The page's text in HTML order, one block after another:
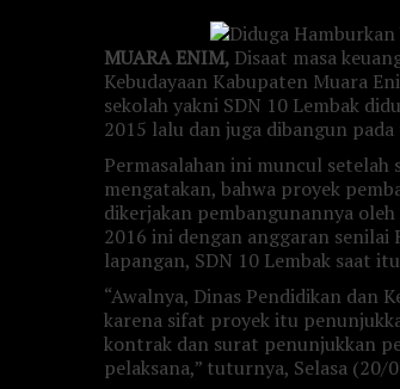
MUARA ENIM, Disaat masa
Kebudayaan Kabupaten Muara
sekolah yakni SDN 10 Lembak
2015 lalu dan juga dibangun
Permasalahan ini muncul setelah
mengatakan, bahwa proyek
dikerjakan pembangunannya
2016 ini dengan anggaran senilai
lapangan, SDN 10 Lembak saat
“Awalnya, Dinas Pendidikan dan
karena sifat proyek itu
kontrak dan surat penunjukkan
pelaksana,” tuturnya, Selasa (20/